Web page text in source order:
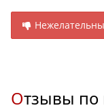
Отзывы